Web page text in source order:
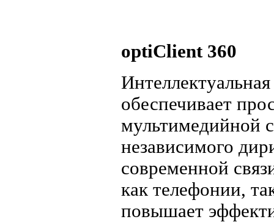
optiClient 360
обеспечивает
мультимедийной
независимого
современной
как телефонии,
повышает